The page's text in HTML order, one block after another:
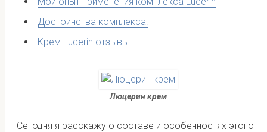
Достоинства комплекса:
Крем Lucerin отзывы
Люцерин крем
Сегодня я расскажу о составе и особенностях этого